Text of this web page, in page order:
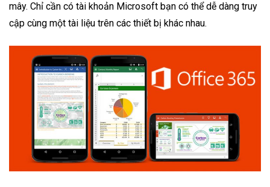
mây. Chỉ cần có tài khoản Microsoft bạn có thể dễ dàng truy
cập cùng một tài liệu trên các thiết bị khác nhau.